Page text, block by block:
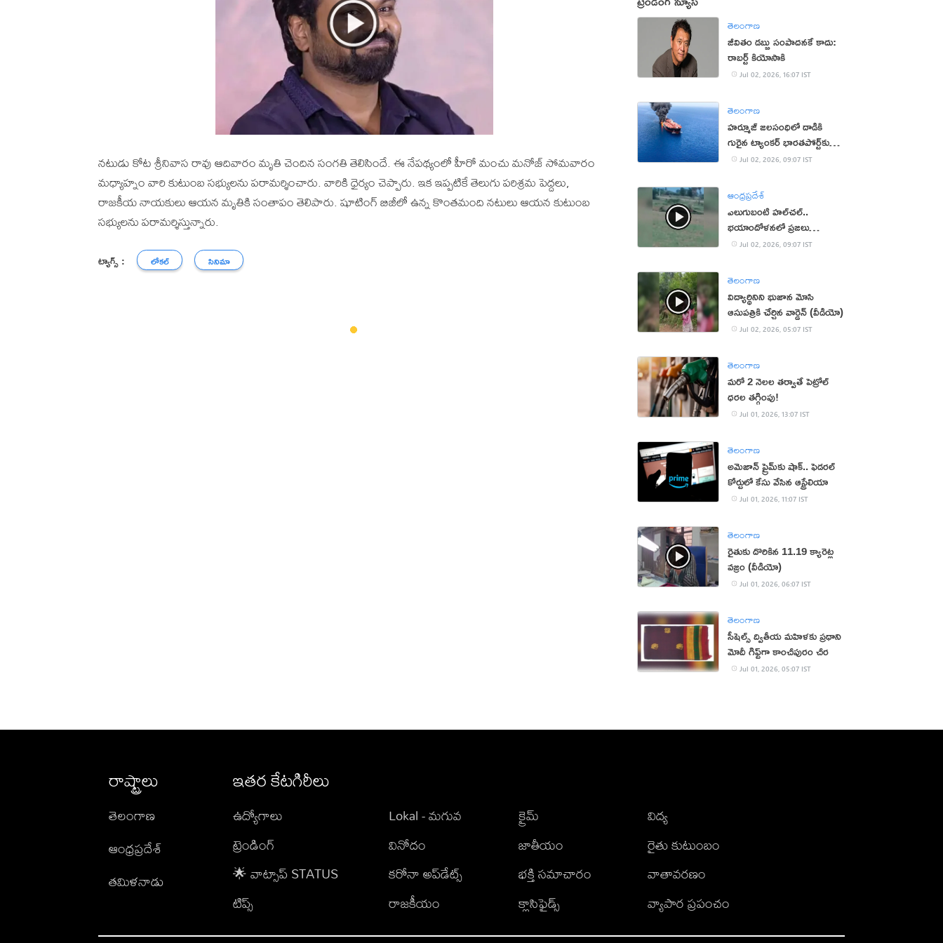
నటుడు కోట శ్రీనివాస రావు ఆదివారం మృతి చెందిన సంగతి తెలిసిందే. ఈ నేపథ్యంలో హీరో మంచు మనోజ్ సోమవారం
మధ్యాహ్నం వారి కుటుంబ సభ్యులను పరామర్శించారు. వారికి ధైర్యం చెప్పారు. ఇక ఇప్పటికే తెలుగు పరిశ్రమ పెద్దలు,
రాజకీయ నాయకులు ఆయన మృతికి సంతాపం తెలిపారు. షూటింగ్ బిజీలో ఉన్న కొంతమంది నటులు ఆయన కుటుంబ
సభ్యులను పరామర్శిస్తున్నారు.
ట్యాగ్స్ : లోకల్ సినిమా
తెలంగాణ
జీవితం డబ్బు సంపాదనకే కాదు:
రాబర్ట్ కియోసాకి
Jul 02, 2026, 16:07 IST
తెలంగాణ
హర్మూజ్ జలసంధిలో దాడికి
గురైన ట్యాంకర్ భారతపోర్ట్‌కు
చేరికJul 02, 2026, 09:07 IST
ఆంధ్రప్రదేశ్
ఎలుగుబంటి హల్‌చల్..
భయాందోళనలో ప్రజలు
(వీడియో)
Jul 02, 2026, 09:07 IST
తెలంగాణ
విద్యార్థినిని భుజాన మోసి
ఆసుపత్రికి చేర్చిన వార్డెన్ (వీడియో)
Jul 02, 2026, 05:07 IST
తెలంగాణ
మరో 2 నెలల తర్వాతే పెట్రోల్
ధరల తగ్గింపు!
Jul 01, 2026, 13:07 IST
తెలంగాణ
అమెజాన్ ప్రైమ్‌కు షాక్.. ఫెడరల్
కోర్టులో కేసు వేసిన ఆస్ట్రేలియా
Jul 01, 2026, 11:07 IST
తెలంగాణ
రైతుకు దొరికిన 11.19 క్యారెట్ల
వజ్రం (వీడియో)
Jul 01, 2026, 06:07 IST
తెలంగాణ
సీషెల్స్ ద్వితీయ మహిళకు ‍ప్రధాని
మోదీ గిఫ్ట్‌గా కాంచీపురం చీర
Jul 01, 2026, 05:07 IST
రాష్ట్రాలు
తెలంగాణ
ఆంధ్రప్రదేశ్
తమిళనాడు
ఇతర కేటగిరీలు
ఉద్యోగాలు
ట్రెండింగ్
🌟 వాట్సాప్ STATUS
టిప్స్
Lokal - మగువ
వినోదం
కరోనా అప్‌డేట్స్
రాజకీయం
క్రైమ్
జాతీయం
భక్తి సమాచారం
క్లాసిఫైడ్స్
విద్య
రైతు కుటుంబం
వాతావరణం
వ్యాపార ప్రపంచం